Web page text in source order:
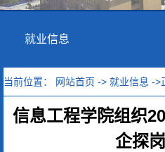
就业信息
当前位置： 网站首页 -> 就业信息 ->
信息工程学院组织
企探